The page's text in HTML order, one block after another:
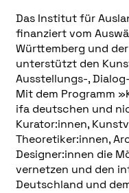
Das Institut für
finanziert vom
Württemberg und
unterstützt den
Ausstellungs-,
Mit dem Programm
ifa deutschen und
Kurator:innen,
Theoretiker:innen,
Designer:innen die
vernetzen und den
Deutschland und